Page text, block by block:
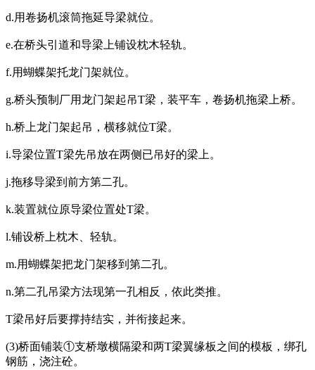
d.用卷扬机滚筒拖延导梁就位。
e.在桥头引道和导梁上铺设枕木轻轨。
f.用蝴蝶架托龙门架就位。
g.桥头预制厂用龙门架起吊T梁，装平车，卷扬机拖梁上桥。
h.桥上龙门架起吊，横移就位T梁。
i.导梁位置T梁先吊放在两侧已吊好的梁上。
j.拖移导梁到前方第二孔。
k.装置就位原导梁位置处T梁。
l.铺设桥上枕木、轻轨。
m.用蝴蝶架把龙门架移到第二孔。
n.第二孔吊梁方法现第一孔相反，依此类推。
T梁吊好后要撑持结实，并衔接起来。
(3)桥面铺装①支桥墩横隔梁和两T梁翼缘板之间的模板，绑孔
钢筋，浇注砼。